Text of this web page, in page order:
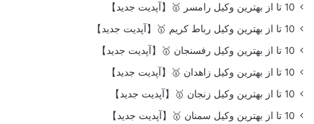
10 تا از بهترین وکیل رامسر 🥇【آپدیت جدید】
10 تا از بهترین وکیل رباط کریم 🥇【آپدیت جدید】
10 تا از بهترین وکیل رفسنجان 🥇【آپدیت جدید】
10 تا از بهترین وکیل زاهدان 🥇【آپدیت جدید】
10 تا از بهترین وکیل زنجان 🥇【آپدیت جدید】
10 تا از بهترین وکیل سمنان 🥇【آپدیت جدید】